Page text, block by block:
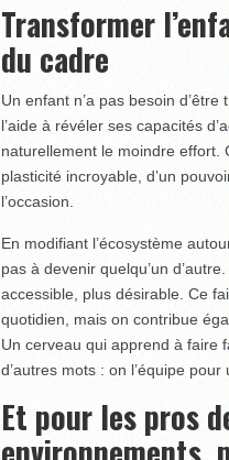
Transformer
du cadre
Un enfant n’a pas besoin
l’aide à révéler ses capacités
naturellement le moindre effort.
plasticité incroyable, d’un
l’occasion.
En modifiant l’écosystème
pas à devenir quelqu’un
accessible, plus désirable. Ce
quotidien, mais on contribue
Un cerveau qui apprend à faire
d’autres mots : on l’équipe
Et pour les pros